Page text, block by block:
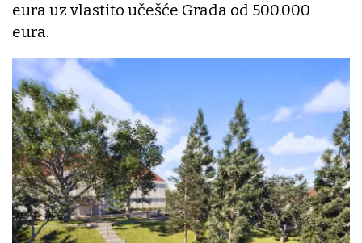
eura uz vlastito učešće Grada od 500.000
eura.